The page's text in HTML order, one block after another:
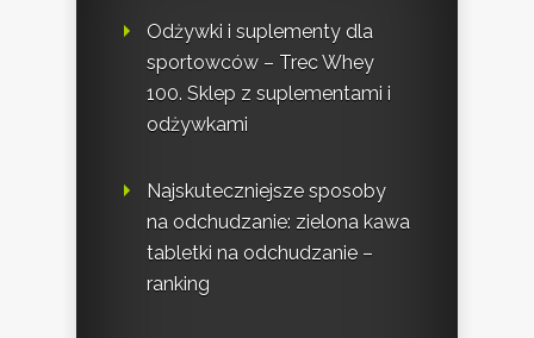
Odżywki i suplementy dla
sportowców – Trec Whey
100. Sklep z suplementami i
odżywkami
Najskuteczniejsze sposoby
na odchudzanie: zielona kawa
tabletki na odchudzanie –
ranking